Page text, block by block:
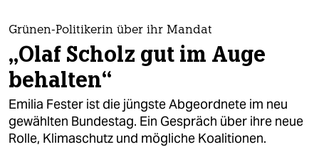
themen
politik
öko
gesellschaft
Grünen-Politikerin über ihr Mandat
„Olaf Scholz gut im Auge
behalten“
Emilia Fester ist die jüngste Abgeordnete im neu
gewählten Bundestag. Ein Gespräch über ihre neue
Rolle, Klimaschutz und mögliche Koalitionen.